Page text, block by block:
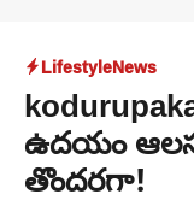
LifestyleNews
ఉదయం
తొందరగా!